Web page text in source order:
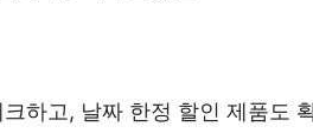
하고, 날짜 한정 할인 제품도